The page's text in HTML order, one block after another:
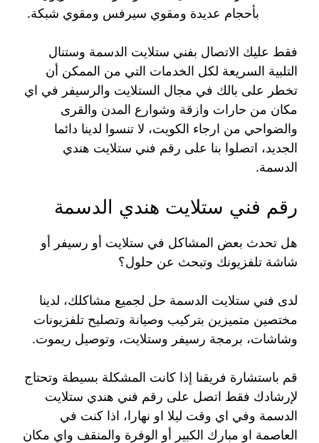
بأحجام عديدة ومقوي سيرفس ومقوي شبكة.
فقط عليك الاتصال بفني ستلايت الدسمة وستنال
التلبية السريعة لكل الخدمات التي من الممكن أن
تخطر على بالك في مجال الستلايت والرسيفر في اي
مكان من حارات وازقة وشوارع المدن والقرى
والضواحي من ارجاء الكويت، لا تنسوا لدينا دائما
الجديد، اتصلوا بنا على رقم فني ستلايت هندي
الدسمة.
رقم فني ستلايت هندي الدسمة
هل تحدث بعض المشاكل في ستلايت أو رسيفر أو
شاشة تلفزيونك وتبحث عن حلول؟
لدى فني ستلايت الدسمة حل لجميع مشاكلك، لدينا
مختصين متميزين بتركيب وصيانة وتصليح تلفزيونات
وشاشات، برمجة رسيفر وستلايت، وتوصيل ريموت.
قم باستشارة فريقنا إذا كانت المشكلة بسيطة وتحتاج
لإرشادك فقط اتصل على رقم فني هندي ستلايت
الدسمة وفي اي وقت ليلا او نهارا، اذا كنت في
العاصمة او مبارك الكبير أو الوفرة والمنقف واي مكان